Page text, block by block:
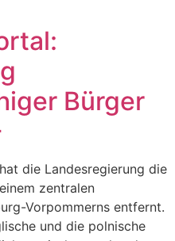
Bürger
die Landesregierung die
zentralen
Vorpommerns entfernt.
und die polnische